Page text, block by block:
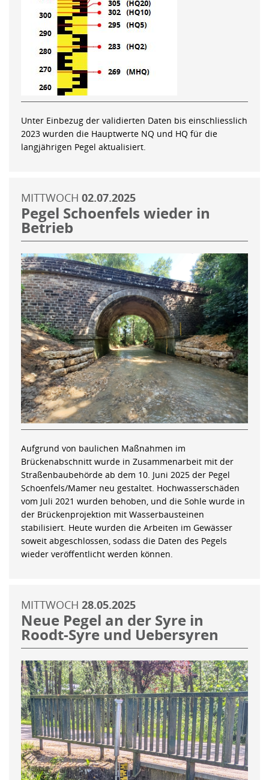
Unter Einbezug der validierten Daten bis einschliesslich
2023 wurden die Hauptwerte NQ und HQ für die
langjährigen Pegel aktualisiert.
MITTWOCH 02.07.2025
Pegel Schoenfels wieder in
Betrieb
Aufgrund von baulichen Maßnahmen im
Brückenabschnitt wurde in Zusammenarbeit mit der
Straßenbaubehörde ab dem 10. Juni 2025 der Pegel
Schoenfels/Mamer neu gestaltet. Hochwasserschäden
vom Juli 2021 wurden behoben, und die Sohle wurde in
der Brückenprojektion mit Wasserbausteinen
stabilisiert. Heute wurden die Arbeiten im Gewässer
soweit abgeschlossen, sodass die Daten des Pegels
wieder veröffentlicht werden können.
MITTWOCH 28.05.2025
Neue Pegel an der Syre in
Roodt-Syre und Uebersyren